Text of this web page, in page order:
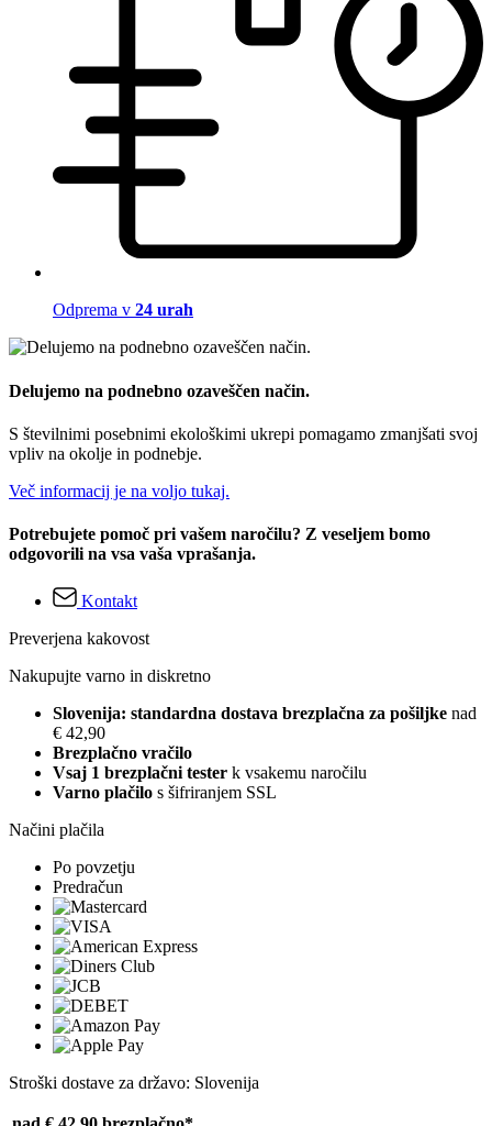
Odprema v 24 urah
Delujemo na podnebno ozaveščen način.
S številnimi posebnimi ekološkimi ukrepi pomagamo zmanjšati svoj
vpliv na okolje in podnebje.
Več informacij je na voljo tukaj.
Potrebujete pomoč pri vašem naročilu? Z veseljem bomo
odgovorili na vsa vaša vprašanja.
Kontakt
Preverjena kakovost
Nakupujte varno in diskretno
Slovenija: standardna dostava brezplačna za pošiljke nad
€ 42,90
Brezplačno vračilo
Vsaj 1 brezplačni tester k vsakemu naročilu
Varno plačilo s šifriranjem SSL
Načini plačila
Po povzetju
Predračun
Stroški dostave za državo: Slovenija